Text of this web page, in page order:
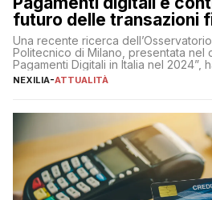
futuro delle transazioni
Una recente ricerca
Politecnico di Milano, presentata nel
Pagamenti Digitali in Italia nel 2024”,
definitivi del primo semestre 2024
NEXILIA-ATTUALITÀ